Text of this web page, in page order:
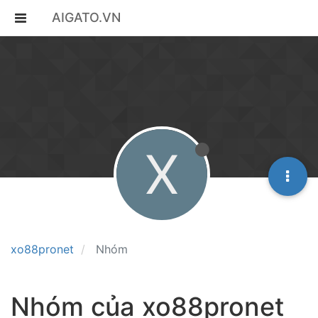
AIGATO.VN
xo88pronet Nhóm
X
Nhóm của xo88pronet